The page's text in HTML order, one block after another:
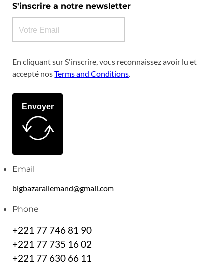
S'inscrire a notre newsletter
En cliquant sur S'inscrire, vous reconnaissez avoir lu et
accepté nosTerms and Conditions
Envoyer
Email
bigbazarallemand@gmail.com
Phone
+221 77 746 81 90
+221 77 735 16 02
+221 77 630 66 11